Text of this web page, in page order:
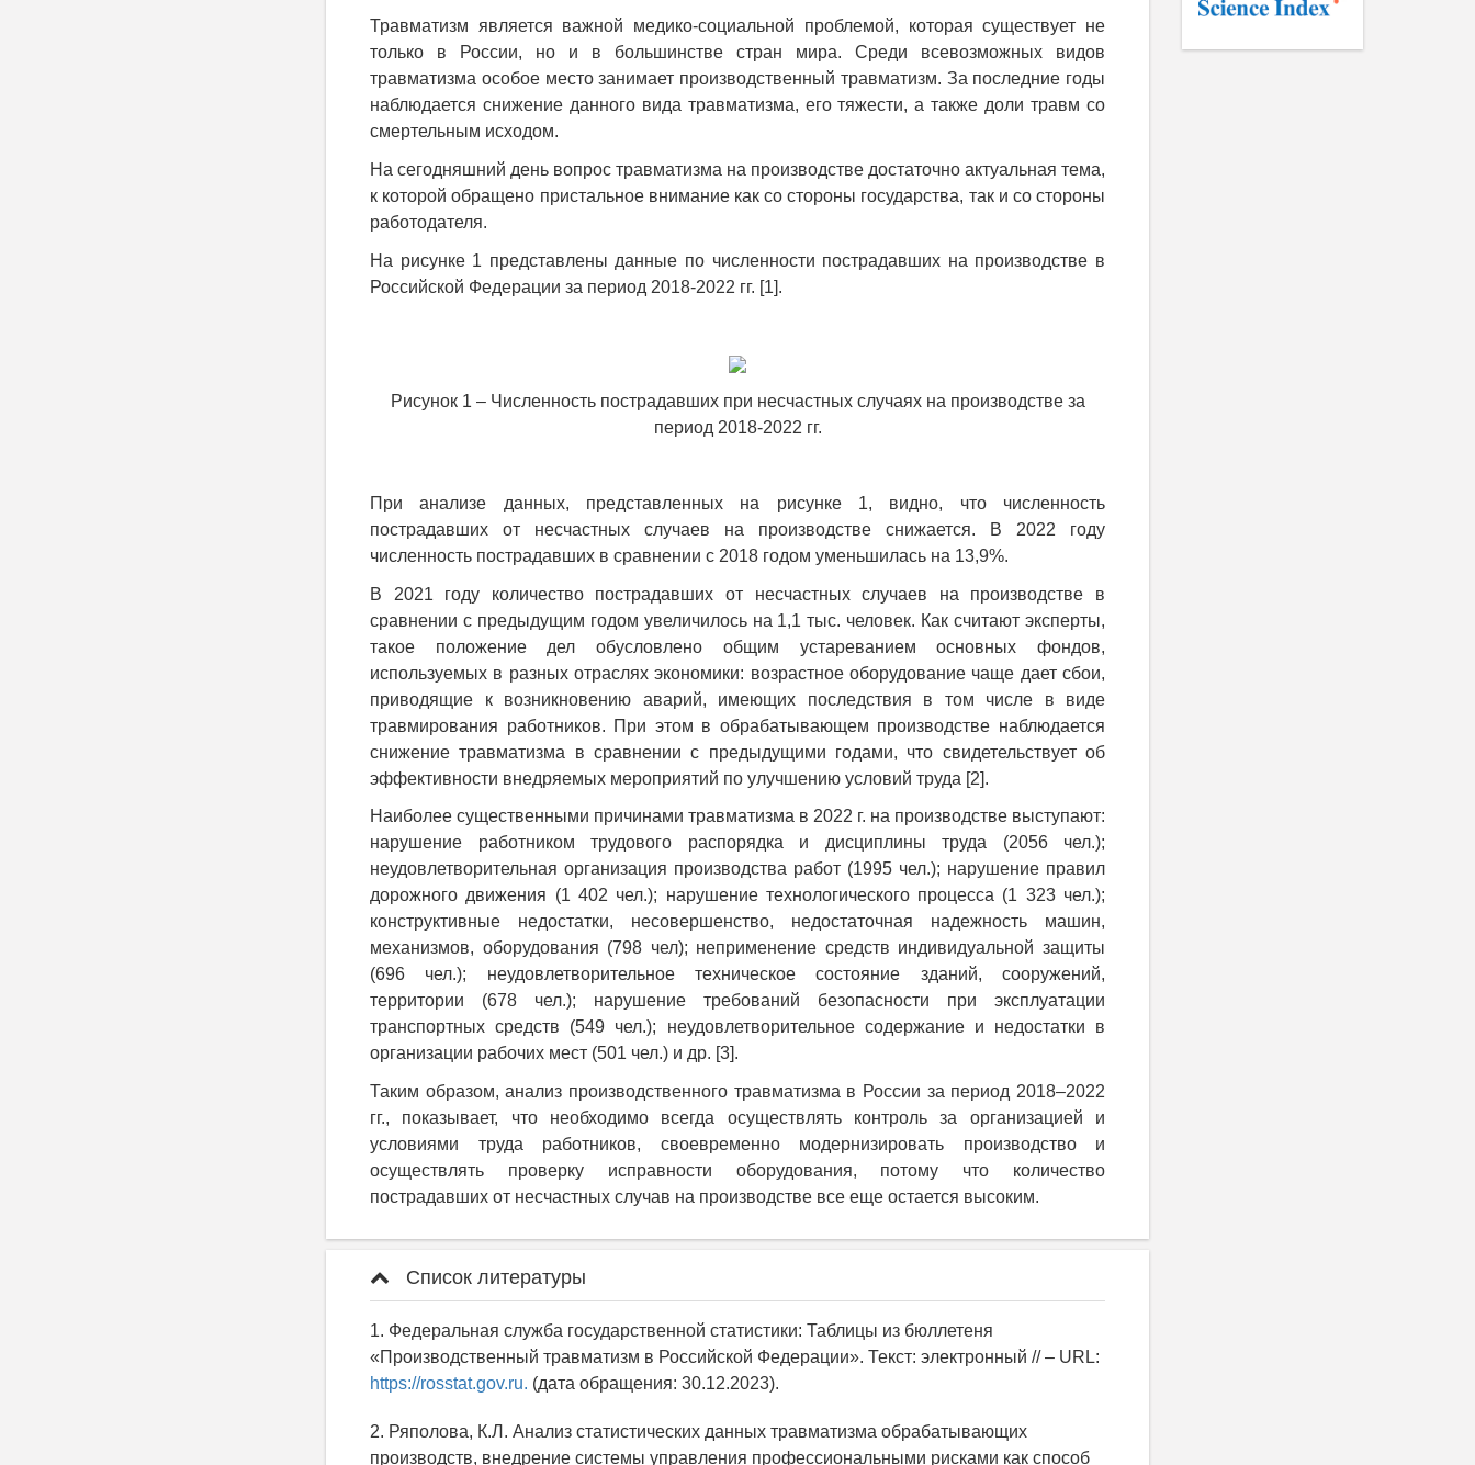
Травматизм является важной медико-социальной проблемой, которая существует не
только в России, но и в большинстве стран мира. Среди всевозможных видов
травматизма особое место занимает производственный травматизм. За последние годы
наблюдается снижение данного вида травматизма, его тяжести, а также доли травм со
смертельным исходом.
На сегодняшний день вопрос травматизма на производстве достаточно актуальная тема,
к которой обращено пристальное внимание как со стороны государства, так и со стороны
работодателя.
На рисунке 1 представлены данные по численности пострадавших на производстве в
Российской Федерации за период 2018-2022 гг. [1].
Рисунок 1 – Численность пострадавших при несчастных случаях на производстве за
период 2018-2022 гг.
При анализе данных, представленных на рисунке 1, видно, что численность
пострадавших от несчастных случаев на производстве снижается. В 2022 году
численность пострадавших в сравнении с 2018 годом уменьшилась на 13,9%.
В 2021 году количество пострадавших от несчастных случаев на производстве в
сравнении с предыдущим годом увеличилось на 1,1 тыс. человек. Как считают эксперты,
такое положение дел обусловлено общим устареванием основных фондов,
используемых в разных отраслях экономики: возрастное оборудование чаще дает сбои,
приводящие к возникновению аварий, имеющих последствия в том числе в виде
травмирования работников. При этом в обрабатывающем производстве наблюдается
снижение травматизма в сравнении с предыдущими годами, что свидетельствует об
эффективности внедряемых мероприятий по улучшению условий труда [2].
Наиболее существенными причинами травматизма в 2022 г. на производстве выступают:
нарушение работником трудового распорядка и дисциплины труда (2056 чел.);
неудовлетворительная организация производства работ (1995 чел.); нарушение правил
дорожного движения (1 402 чел.); нарушение технологического процесса (1 323 чел.);
конструктивные недостатки, несовершенство, недостаточная надежность машин,
механизмов, оборудования (798 чел); неприменение средств индивидуальной защиты
(696 чел.); неудовлетворительное техническое состояние зданий, сооружений,
территории (678 чел.); нарушение требований безопасности при эксплуатации
транспортных средств (549 чел.); неудовлетворительное содержание и недостатки в
организации рабочих мест (501 чел.) и др. [3].
Таким образом, анализ производственного травматизма в России за период 2018–2022
гг., показывает, что необходимо всегда осуществлять контроль за организацией и
условиями труда работников, своевременно модернизировать производство и
осуществлять проверку исправности оборудования, потому что количество
пострадавших от несчастных случав на производстве все еще остается высоким.
Список литературы
1. Федеральная служба государственной статистики: Таблицы из бюллетеня
«Производственный травматизм в Российской Федерации». Текст: электронный // – URL:
https://rosstat.gov.ru. (дата обращения: 30.12.2023).
2. Ряполова, К.Л. Анализ статистических данных травматизма обрабатывающих
производств, внедрение системы управления профессиональными рисками как способ